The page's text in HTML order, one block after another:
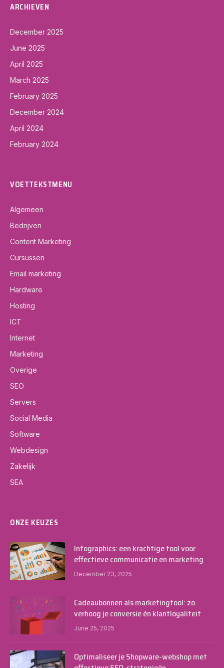
ARCHIEVEN
December 2025
June 2025
April 2025
March 2025
February 2025
December 2024
April 2024
February 2024
VOETTEKSTMENU
Algemeen
Bedrijven
Content Marketing
Cursussen
Email marketing
Hardware
Hosting
ICT
Internet
Marketing
Overige
SEO
Servers
Social Media
Software
Webdesign
Zakelijk
SEA
ONZE KEUZES
Infographics: een krachtige tool voor
effectieve communicatie en marketing
December 23, 2025
Cadeaubonnen als marketingtool: zo
verhoog je conversie én klantloyaliteit
June 25, 2025
Optimaliseer je Shopware-webshop met